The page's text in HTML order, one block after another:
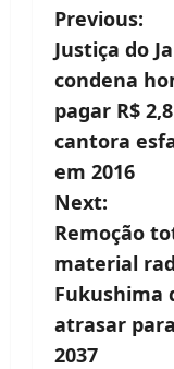
P
o
s
t
n
a
v
i
g
Previous:
Justiça do
condena
pagar R$
cantora
em 2016
Next:
Remoção
material
Fukushima
atrasar
2037